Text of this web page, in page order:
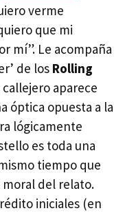
verme
que mi
mí”. Le acompaña
de los Rolling
aparece
óptica opuesta a la
lógicamente
es toda una
tiempo que
del relato.
iniciales (en